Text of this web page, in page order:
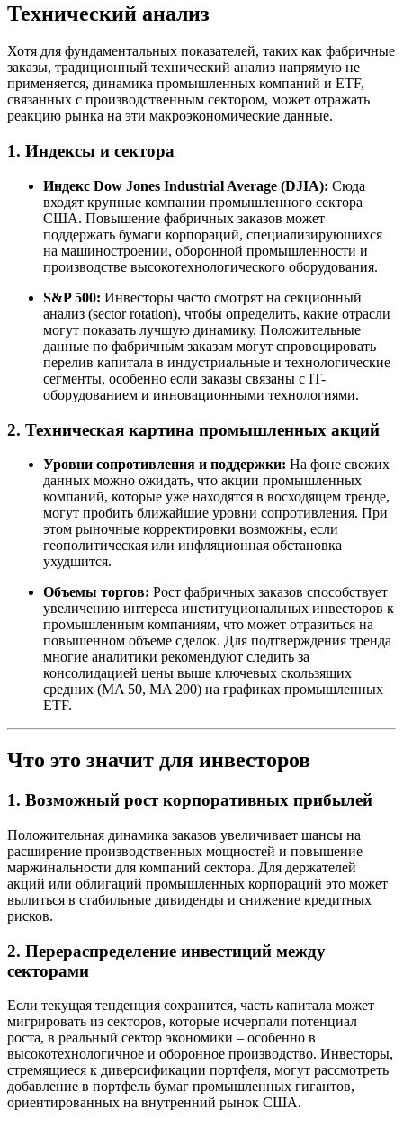
Технический анализ
Хотя для фундаментальных показателей, таких как фабричные
заказы, традиционный технический анализ напрямую не
применяется, динамика промышленных компаний и ETF,
связанных с производственным сектором, может отражать
реакцию рынка на эти макроэкономические данные.
1. Индексы и сектора
Индекс Dow Jones Industrial Average (DJIA): Сюда
входят крупные компании промышленного сектора
США. Повышение фабричных заказов может
поддержать бумаги корпораций, специализирующихся
на машиностроении, оборонной промышленности и
производстве высокотехнологического оборудования.
S&P 500: Инвесторы часто смотрят на секционный
анализ (sector rotation), чтобы определить, какие отрасли
могут показать лучшую динамику. Положительные
данные по фабричным заказам могут спровоцировать
перелив капитала в индустриальные и технологические
сегменты, особенно если заказы связаны с IT-
оборудованием и инновационными технологиями.
2. Техническая картина промышленных акций
Уровни сопротивления и поддержки: На фоне свежих
данных можно ожидать, что акции промышленных
компаний, которые уже находятся в восходящем тренде,
могут пробить ближайшие уровни сопротивления. При
этом рыночные корректировки возможны, если
геополитическая или инфляционная обстановка
ухудшится.
Объемы торгов: Рост фабричных заказов способствует
увеличению интереса институциональных инвесторов к
промышленным компаниям, что может отразиться на
повышенном объеме сделок. Для подтверждения тренда
многие аналитики рекомендуют следить за
консолидацией цены выше ключевых скользящих
средних (MA 50, MA 200) на графиках промышленных
ETF.
Что это значит для инвесторов
1. Возможный рост корпоративных прибылей
Положительная динамика заказов увеличивает шансы на
расширение производственных мощностей и повышение
маржинальности для компаний сектора. Для держателей
акций или облигаций промышленных корпораций это может
вылиться в стабильные дивиденды и снижение кредитных
рисков.
2. Перераспределение инвестиций между
секторами
Если текущая тенденция сохранится, часть капитала может
мигрировать из секторов, которые исчерпали потенциал
роста, в реальный сектор экономики – особенно в
высокотехнологичное и оборонное производство. Инвесторы,
стремящиеся к диверсификации портфеля, могут рассмотреть
добавление в портфель бумаг промышленных гигантов,
ориентированных на внутренний рынок США.